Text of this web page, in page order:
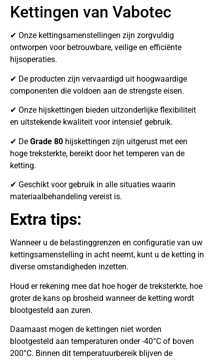
Kettingen van Vabotec
✔ Onze kettingsamenstellingen zijn zorgvuldig
ontworpen voor betrouwbare, veilige en efficiënte
hijsoperaties.
✔ De producten zijn vervaardigd uit hoogwaardige
componenten die voldoen aan de strengste eisen.
✔ Onze hijskettingen bieden uitzonderlijke flexibiliteit
en uitstekende kwaliteit voor intensief gebruik.
✔ De Grade 80 hijskettingen zijn uitgerust met een
hoge treksterkte, bereikt door het temperen van de
ketting.
✔ Geschikt voor gebruik in alle situaties waarin
materiaalbehandeling vereist is.
Extra tips:
Wanneer u de belastinggrenzen en configuratie van uw
kettingsamenstelling in acht neemt, kunt u de ketting in
diverse omstandigheden inzetten.
Houd er rekening mee dat hoe hoger de treksterkte, hoe
groter de kans op brosheid wanneer de ketting wordt
blootgesteld aan zuren.
Daarnaast mogen de kettingen niet worden
blootgesteld aan temperaturen onder -40°C of boven
200°C. Binnen dit temperatuurbereik blijven de